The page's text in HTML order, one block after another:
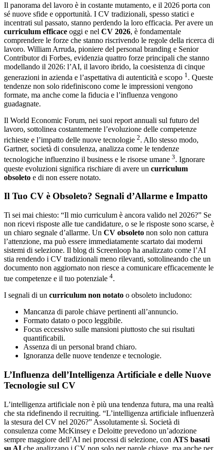
Il panorama del lavoro è in costante mutamento, e il 2026 porta con
sé nuove sfide e opportunità. I CV tradizionali, spesso statici e
incentrati sul passato, stanno perdendo la loro efficacia. Per avere un
curriculum efficace oggi e nel CV 2026, è fondamentale
comprendere le forze che stanno riscrivendo le regole della ricerca di
lavoro. William Arruda, pioniere del personal branding e Senior
Contributor di Forbes, evidenzia quattro forze principali che stanno
modellando il 2026: l’AI, il lavoro ibrido, la coesistenza di cinque
generazioni in azienda e l’aspettativa di autenticità e scopo 1 . Queste
tendenze non solo ridefiniscono come le impressioni vengono
formate, ma anche come la fiducia e l’influenza vengono
guadagnate.
Il World Economic Forum, nei suoi report annuali sul futuro del
lavoro, sottolinea costantemente l’evoluzione delle competenze
richieste e l’impatto delle nuove tecnologie 2. Allo stesso modo,
Gartner, società di consulenza, analizza come le tendenze
tecnologiche influenzino il business e le risorse umane 3. Ignorare
queste evoluzioni significa rischiare di avere un curriculum
obsoleto e di non essere notato.
Il Tuo CV è Obsoleto? Segnali d’Allarme e Impatto
Ti sei mai chiesto: “Il mio curriculum è ancora valido nel 2026?” Se
non ricevi risposte alle tue candidature, o se le risposte sono scarse, è
un chiaro segnale d’allarme. Un CV obsoleto non solo non cattura
l’attenzione, ma può essere immediatamente scartato dai moderni
sistemi di selezione. Il blog di Screenloop ha analizzato come l’AI
stia rendendo i CV tradizionali meno rilevanti, sottolineando che un
documento non aggiornato non riesce a comunicare efficacemente le
tue competenze e il tuo potenziale 4.
I segnali di un curriculum non notato o obsoleto includono:
Mancanza di parole chiave pertinenti all’annuncio.
Formato datato o poco leggibile.
Focus eccessivo sulle mansioni piuttosto che sui risultati
quantificabili.
Assenza di un personal brand chiaro.
Ignoranza delle nuove tendenze e tecnologie.
L’Influenza dell’Intelligenza Artificiale e delle Nuove
Tecnologie sul CV
L’intelligenza artificiale non è più una tendenza futura, ma una realtà
che sta ridefinendo il recruiting. “L’intelligenza artificiale influenzerà
la stesura del CV nel 2026?” Assolutamente sì. Società di
consulenza come McKinsey e Deloitte prevedono un’adozione
sempre maggiore dell’AI nei processi di selezione, con ATS basati
su AI che analizzano i CV non solo per parole chiave, ma anche per